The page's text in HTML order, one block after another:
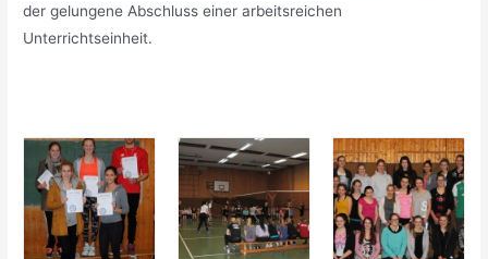
der gelungene Abschluss einer arbeitsreichen
Unterrichtseinheit.